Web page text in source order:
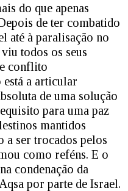
do que apenas
de ter combatido
até à paralisação no
todos os seus
conflito
a articular
de uma solução
para uma paz
mantidos
ser trocados pelos
como reféns. E o
condenação da
por parte de Israel.